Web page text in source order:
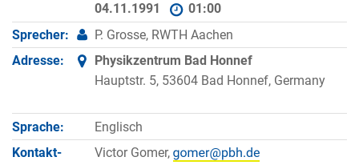
04.11.1991
01:00
Sprecher:
P. Grosse, RWTH Aachen
Adresse:
Physikzentrum Bad Honnef
Hauptstr. 5, 53604 Bad Honnef, Germany
Sprache:
Englisch
Kontakt­
Victor Gomer,